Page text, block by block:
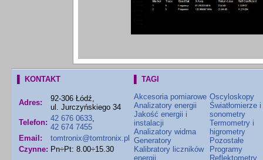
▌ KONTAKT
Adres:
92-306 Łódź,
ul. Jurczyńskiego 34
Telefon: 42 676 0633,
42 674 7455
Email:
tomtronix@tomtronix.pl
Czynne: Pn÷Pt: 8.00÷15.30
▌ TAGI
Akcesoria pomiarowe
Analizatory energii
Jakość energii i
instalacji
Analizatory widma
Generatory
Kalibratory liczników
energii
Oscyloskopy
Światłomierze i
sonometry
Termometry i
higrometry
Pozostałe
Programy
Reflektometry